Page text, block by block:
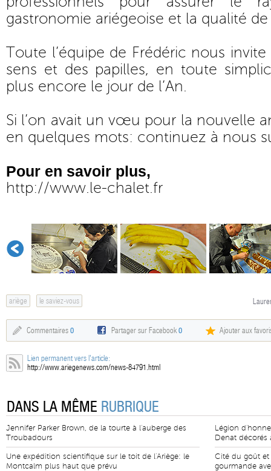
gastronomie ariégeoise et la qualité
Toute l’équipe de Frédéric nous
sens et des papilles, en toute
plus encore le jour de l’An.
Si l’on avait un vœu pour la nouvelle
en quelques mots: continuez à nous
Pour en savoir plus,
http://www.le-chalet.fr
ariège le saviez-vous
Commentaires 0 Partager sur Facebook0 Ajouter aux
Lien permanent vers l'article:
http://www.ariegenews.com/news-84791.html
DANS LA MÊME RUBRIQUE
Jennifer Parker Brown, de la tourte à l'auberge des
Troubadours
Une expédition scientifique sur le toit de l'Ariège: le
Montcalm plus haut que prévu
Légion
Denat décorés
Cité du goût et
gourmande